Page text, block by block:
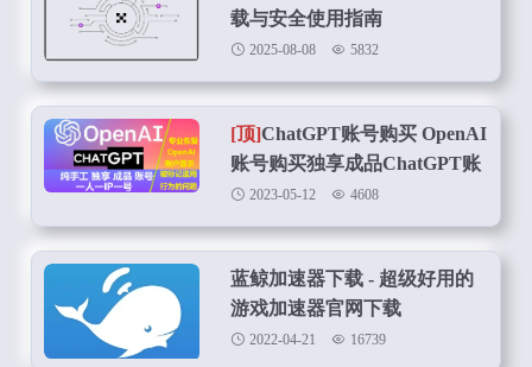
载与安全使用指南
2025-08-08 5832
[顶]ChatGPT账号购买 OpenAI
账号购买独享成品ChatGPT账
号在线购买
2023-05-12 4608
蓝鲸加速器下载 - 超级好用的
游戏加速器官网下载
2022-04-21 16739